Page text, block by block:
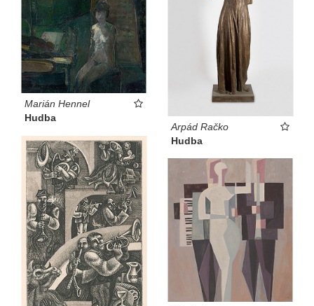
Arpád Račko
Hudba
Marián Hennel
Hudba